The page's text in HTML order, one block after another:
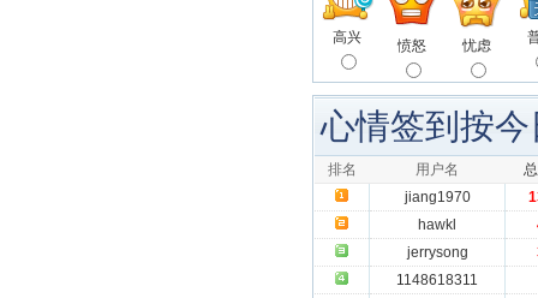
高兴 愤怒 忧虑
心情签到按
排名 用户名
jiang1970
hawkl
jerrysong
1148618311